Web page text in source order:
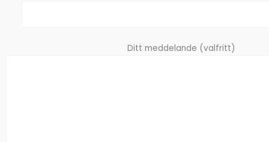
Ditt meddelande (valfritt)